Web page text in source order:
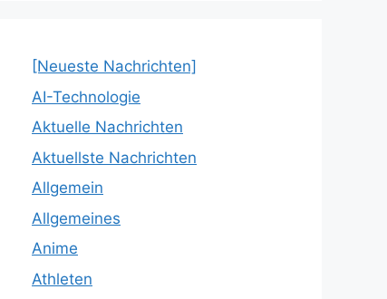
[Neueste Nachrichten]
AI-Technologie
Aktuelle Nachrichten
Aktuellste Nachrichten
Allgemein
Allgemeines
Anime
Athleten